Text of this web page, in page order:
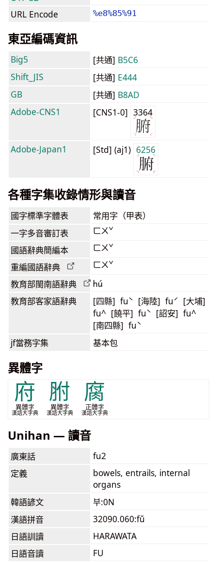
URL Encode %e8%85%91
東亞編碼資訊
Big5 [共通] B5C6
Shift_JIS
[共通] E444
GB
[共通] B8AD
Adobe-CNS1
[CNS1-0] 3364
Adobe-Japan1 [Std] (aj1) 6256
各種字集收錄情形與讀音
國字標準字體表 常用字（甲表）
一字多音審訂表 ㄈㄨˇ
國語辭典簡編本 ㄈㄨˇ
重編國語辭典 ㄈㄨˇ
教育部閩南語辭典 hú
教育部客家語辭典
[四縣] fuˋ [海陸] fuˊ [大埔]
fu^ [饒平] fuˋ [詔安] fu^
[南四縣] fuˋ
jf當務字集 基本包
異體字
府
異體字
漢語大字典
胕
異體字
漢語大字典
腐
正體字
漢語大字典
Unihan — 讀音
廣東話
fu2
定義
bowels, entrails, internal
organs
韓語諺文
부:0N
漢語拼音
32090.060:fǔ
日語訓讀
HARAWATA
日語音讀
FU